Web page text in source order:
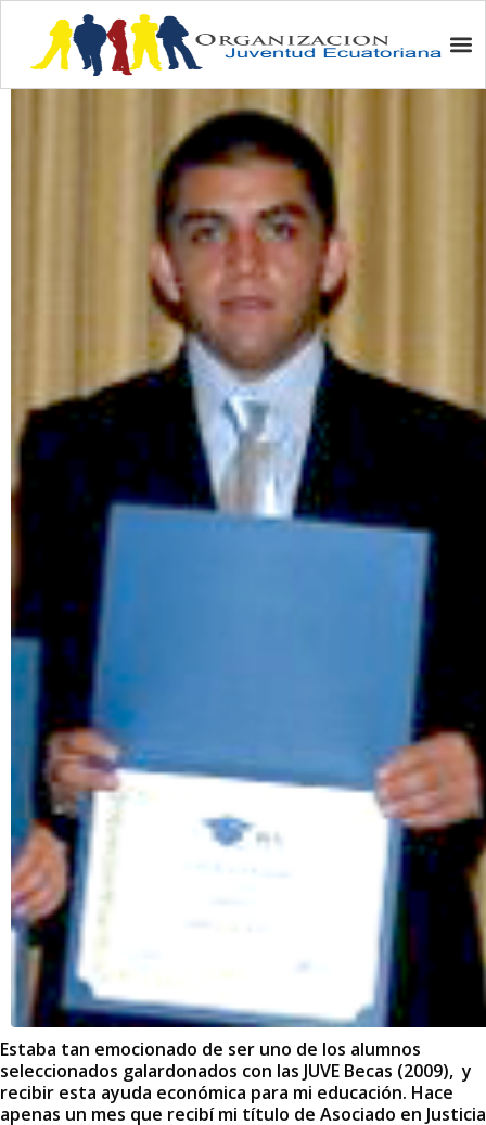
Edwin B. Quito
Estaba tan emocionado de ser uno de los alumnos
seleccionados galardonados con las JUVE Becas (2009), y
recibir esta ayuda económica para mi educación. Hace
apenas un mes que recibí mi título de Asociado en Justicia